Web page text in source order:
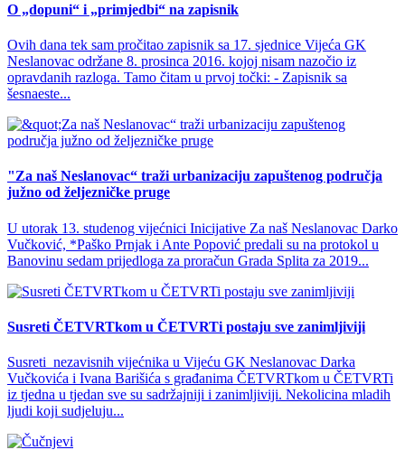
O „dopuni“ i „primjedbi“ na zapisnik
Ovih dana tek sam pročitao zapisnik sa 17. sjednice Vijeća GK
Neslanovac održane 8. prosinca 2016. kojoj nisam nazočio iz
opravdanih razloga. Tamo čitam u prvoj točki: - Zapisnik sa
šesnaeste...
"Za naš Neslanovac“ traži urbanizaciju zapuštenog područja
južno od željezničke pruge
U utorak 13. studenog vijećnici Inicijative Za naš Neslanovac Darko
Vučković, *Paško Prnjak i Ante Popović predali su na protokol u
Banovinu sedam prijedloga za proračun Grada Splita za 2019...
Susreti ČETVRTkom u ČETVRTi postaju sve zanimljiviji
Susreti nezavisnih vijećnika u Vijeću GK Neslanovac Darka
Vučkovića i Ivana Barišića s građanima ČETVRTkom u ČETVRTi
iz tjedna u tjedan sve su sadržajniji i zanimljiviji. Nekolicina mladih
ljudi koji sudjeluju...